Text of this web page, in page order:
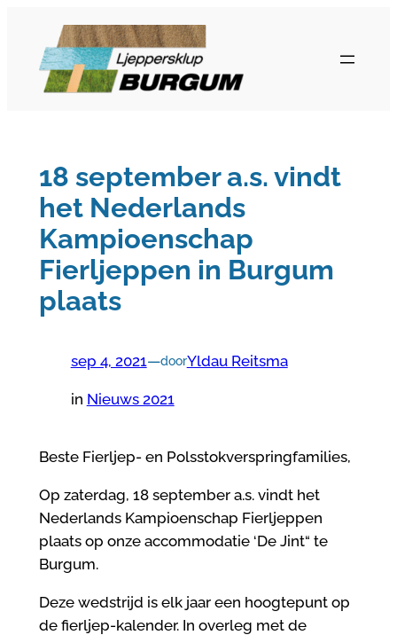
inhoud
18 september a.s. vindt
het Nederlands
Kampioenschap
Fierljeppen in Burgum
plaats
sep 4, 2021—doorYldau Reitsma
in Nieuws 2021
Beste Fierljep- en Polsstokverspringfamilies,
Op zaterdag, 18 september a.s. vindt het
Nederlands Kampioenschap Fierljeppen
plaats op onze accommodatie ‘De Jint“ te
Burgum.
Deze wedstrijd is elk jaar een hoogtepunt op
de fierljep-kalender. In overleg met de